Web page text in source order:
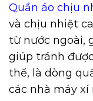
Quần áo chịu
và chịu nhiệt
từ nước ngoài,
giúp tránh
thể, là dòng
các nhà máy